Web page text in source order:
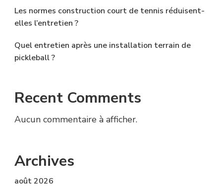
Les normes construction court de tennis réduisent-
elles l’entretien ?
Quel entretien après une installation terrain de
pickleball ?
Recent Comments
Aucun commentaire à afficher.
Archives
août 2026